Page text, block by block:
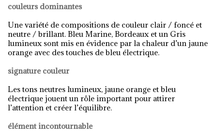
couleurs dominantes
Une variété de compositions de couleur clair / foncé et
neutre / brillant. Bleu Marine, Bordeaux et un Gris
lumineux sont mis en évidence par la chaleur d’un jaune
orange avec des touches de bleu électrique.
signature couleur
Les tons neutres lumineux, jaune orange et bleu
électrique jouent un rôle important pour attirer
l’attention et créer l’équilibre.
élément incontournable